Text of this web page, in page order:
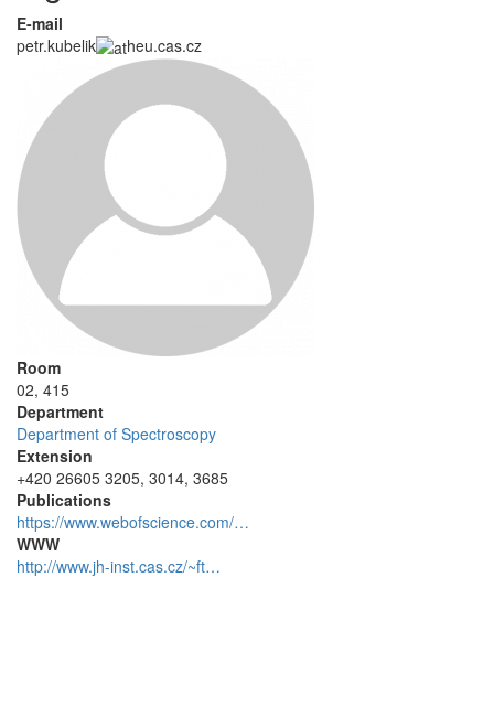
E-mail
petr.kubelik
heu.cas.cz
Room
02, 415
Department
Department of Spectroscopy
Extension
+420 26605 3205, 3014, 3685
Publications
https://www.webofscience.com/…
WWW
http://www.jh-inst.cas.cz/~ft…